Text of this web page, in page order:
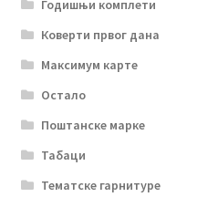
Годишњи комплети
Коверти првог дана
Максимум карте
Остало
Поштанске марке
Табаци
Тематске гарнитуре